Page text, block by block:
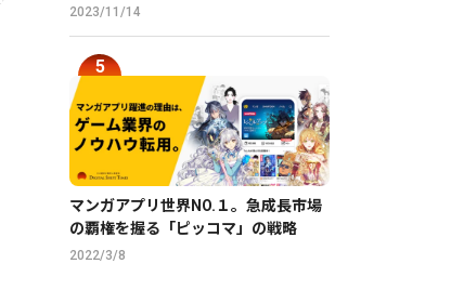
2023/11/14
マンガアプリ世界NO.１。急成長市場
の覇権を握る「ピッコマ」の戦略
2022/3/8